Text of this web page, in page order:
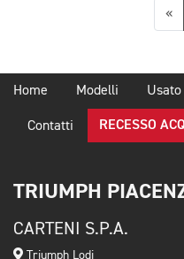
«
Home Modelli Usato
Contatti RECESSO
TRIUMPH
CARTENI S.P.A.
Triumph Lodi